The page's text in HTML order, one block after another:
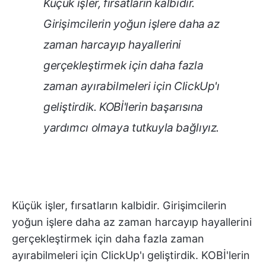
Küçük işler, fırsatların kalbidir.
Girişimcilerin yoğun işlere daha az
zaman harcayıp hayallerini
gerçekleştirmek için daha fazla
zaman ayırabilmeleri için ClickUp'ı
geliştirdik. KOBİ'lerin başarısına
yardımcı olmaya tutkuyla bağlıyız.
Küçük işler, fırsatların kalbidir. Girişimcilerin
yoğun işlere daha az zaman harcayıp hayallerini
gerçekleştirmek için daha fazla zaman
ayırabilmeleri için ClickUp'ı geliştirdik. KOBİ'lerin